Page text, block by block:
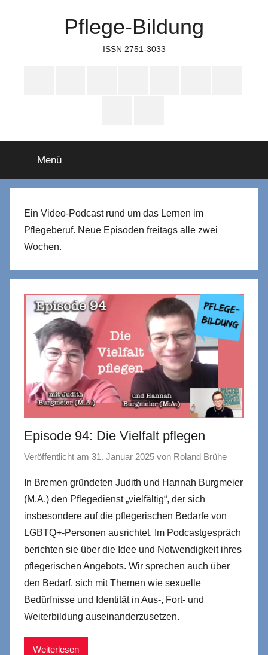
Pflege-Bildung
ISSN 2751-3033
Menü
Ein Video-Podcast rund um das Lernen im
Pflegeberuf. Neue Episoden freitags alle zwei
Wochen.
Episode 94: Die Vielfalt pflegen
Veröffentlicht am 31. Januar 2025 von Roland Brühe
In Bremen gründeten Judith und Hannah Burgmeier
(M.A.) den Pflegedienst „vielfältig“, der sich
insbesondere auf die pflegerischen Bedarfe von
LGBTQ+-Personen ausrichtet. Im Podcastgespräch
berichten sie über die Idee und Notwendigkeit ihres
pflegerischen Angebots. Wir sprechen auch über
den Bedarf, sich mit Themen wie sexuelle
Bedürfnisse und Identität in Aus-, Fort- und
Weiterbildung auseinanderzusetzen.
Weiterlesen